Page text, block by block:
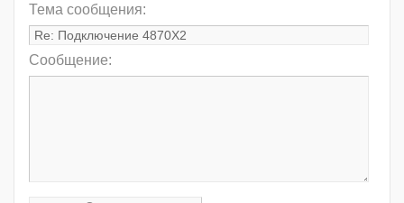
Тема сообщения:
Сообщение: